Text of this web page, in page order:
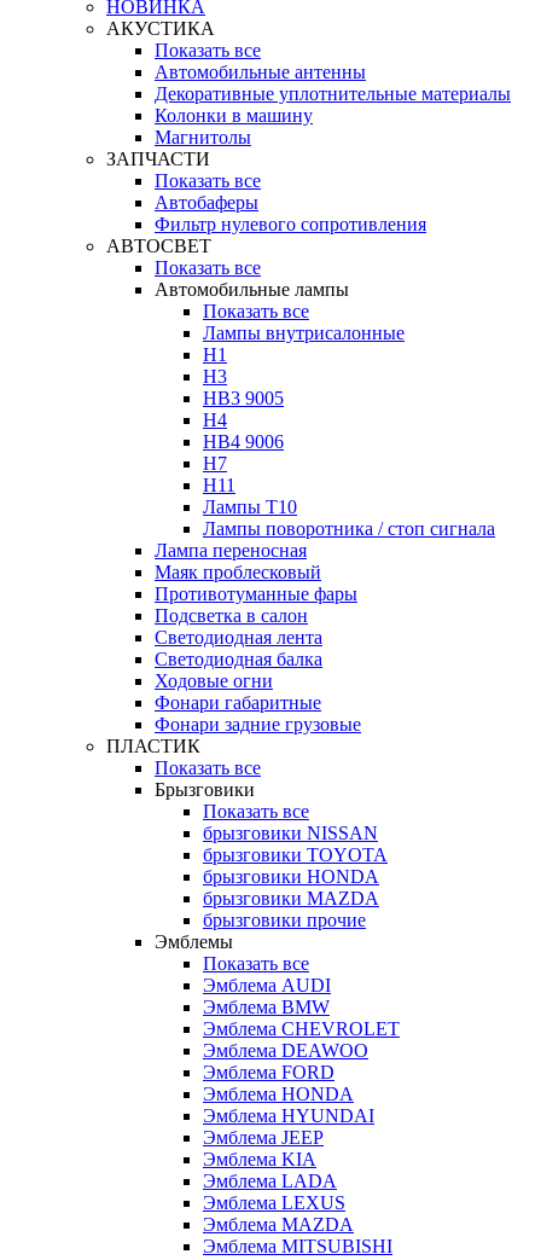
НОВИНКА
АКУСТИКА
Показать все
Автомобильные антенны
Декоративные уплотнительные материалы
Колонки в машину
Магнитолы
ЗАПЧАСТИ
Показать все
Автобаферы
Фильтр нулевого сопротивления
АВТОСВЕТ
Показать все
Автомобильные лампы
Показать все
Лампы внутрисалонные
H1
H3
HB3 9005
H4
HB4 9006
H7
H11
Лампы Т10
Лампы поворотника / стоп сигнала
Лампа переносная
Маяк проблесковый
Противотуманные фары
Подсветка в салон
Светодиодная лента
Светодиодная балка
Ходовые огни
Фонари габаритные
Фонари задние грузовые
ПЛАСТИК
Показать все
Брызговики
Показать все
брызговики NISSAN
брызговики TOYOTA
брызговики HONDA
брызговики MAZDA
брызговики прочие
Эмблемы
Показать все
Эмблема AUDI
Эмблема BMW
Эмблема CHEVROLET
Эмблема DEAWOO
Эмблема FORD
Эмблема HONDA
Эмблема HYUNDAI
Эмблема JEEP
Эмблема KIA
Эмблема LADA
Эмблема LEXUS
Эмблема MAZDA
Эмблема MITSUBISHI